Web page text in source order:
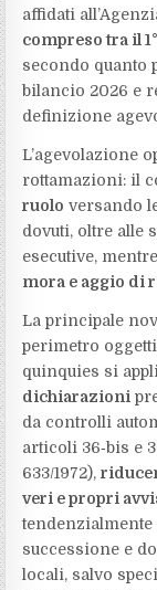
affidati
compreso tra il
secondo quanto
bilancio 2026 e
definizione
L’agevolazione
rottamazioni: il
ruolo versando
dovuti, oltre alle
esecutive, mentre
mora e aggio di
La principale
perimetro
quinquies si
dichiarazioni
da controlli
articoli 36‑bis e
633/1972),
veri e propri
tendenzialmente
successione e
locali, salvo